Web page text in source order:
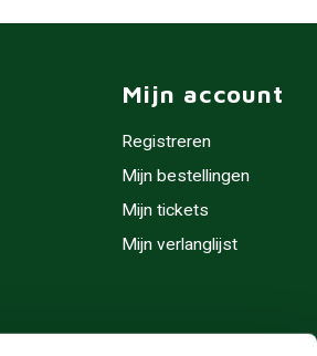
Mijn account
Registreren
Mijn bestellingen
Mijn tickets
Mijn verlanglijst